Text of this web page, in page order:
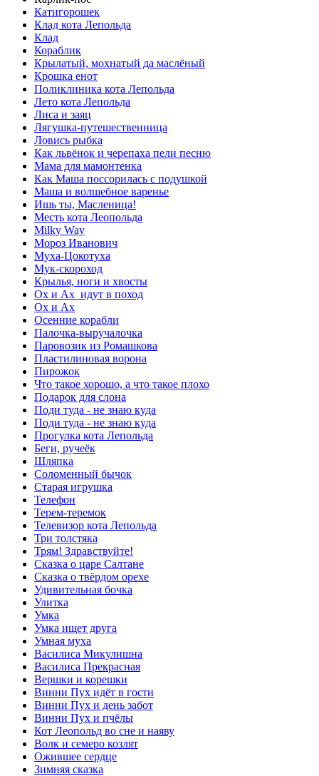
Катигорошек
Клад кота Лепольда
Клад
Кораблик
Крылатый, мохнатый да маслёный
Крошка енот
Поликлиника кота Лепольда
Лето кота Лепольда
Лиса и заяц
Лягушка-путешественница
Ловись рыбка
Как львёнок и черепаха пели песню
Мама для мамонтенка
Как Маша поссорилась с подушкой
Маша и волшебное варенье
Ишь ты, Масленица!
Месть кота Леопольда
Milky Way
Мороз Иванович
Муха-Цокотуха
Мук-скороход
Крылья, ноги и хвосты
Ох и Ах идут в поход
Ох и Ах
Осенние корабли
Палочка-выручалочка
Паровозик из Ромашкова
Пластилиновая ворона
Пирожок
Что такое хорошо, а что такое плохо
Подарок для слона
Поди туда - не знаю куда
Поди туда - не знаю куда
Прогулка кота Лепольда
Беги, ручеёк
Шляпка
Соломенный бычок
Старая игрушка
Телефон
Терем-теремок
Телевизор кота Лепольда
Три толстяка
Трям! Здравствуйте!
Сказка о царе Салтане
Сказка о твёрдом орехе
Удивительная бочка
Улитка
Умка
Умка ищет друга
Умная муха
Василиса Микулишна
Василиса Прекрасная
Вершки и корешки
Винни Пух идёт в гости
Винни Пух и день забот
Винни Пух и пчёлы
Кот Леопольд во сне и наяву
Волк и семеро козлят
Ожившее сердце
Зимняя сказка